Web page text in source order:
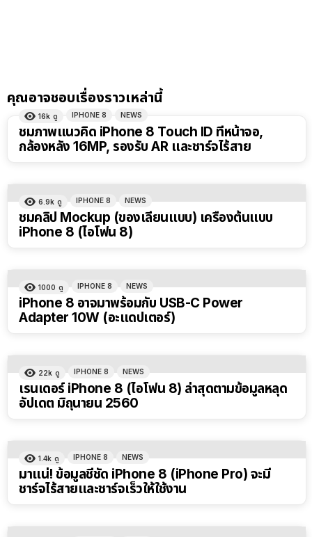
คุณอาจชอบเรื่องราวเหล่านี้
16k ดู IPHONE 8 NEWS
ชมภาพแนวคิด iPhone 8 Touch ID ที่หน้าจอ,
กล้องหลัง 16MP, รองรับ AR และชาร์จไร้สาย
6.9k ดู IPHONE 8 NEWS
ชมคลิป Mockup (ของเลียนแบบ) เครื่องต้นแบบ
iPhone 8 (ไอโฟน 8)
1000 ดู IPHONE 8 NEWS
iPhone 8 อาจมาพร้อมกับ USB-C Power
Adapter 10W (อะแดปเตอร์)
22k ดู IPHONE 8 NEWS
เรนเดอร์ iPhone 8 (ไอโฟน 8) ล่าสุดตามข้อมูลหลุด
อัปเดต มิถุนายน 2560
1.4k ดู IPHONE 8 NEWS
มาแน่! ข้อมูลชี้ชัด iPhone 8 (iPhone Pro) จะมี
ชาร์จไร้สายและชาร์จเร็วให้ใช้งาน